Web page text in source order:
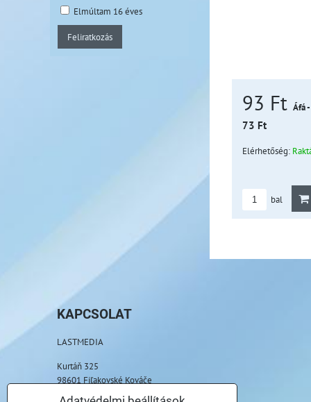
93 Ft Áfá
73 Ft
Elérhetőség:
bal
Elmúltam 16 éves
Feliratkozás
KAPCSOLAT
LASTMEDIA
Kurtáň 325
98601 Fiľakovské Kováče